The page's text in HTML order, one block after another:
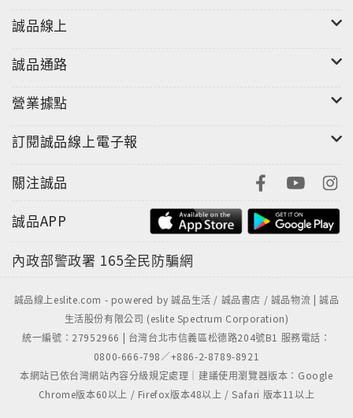
誠品線上
誠品通路
營業據點
訂閱誠品線上電子報
關注誠品
誠品APP
內政部警政署 165全民防騙網
誠品線上eslite.com - powered by 誠品生活 / 誠品書店 / 誠品物流 | 誠品
生活股份有限公司 (eslite Spectrum Corporation)
統一編號：27952966 | 台灣台北市信義區松德路204號B1 服務電話：
0800-666-798／+886-2-8789-8921
本網站已依台灣網站內容分級規定處理｜建議使用瀏覽器版本：Google
Chrome版本60以上 / Firefox版本48以上 / Safari 版本11以上